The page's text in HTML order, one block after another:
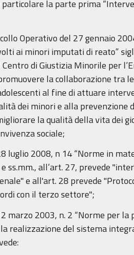
particolare la parte prima
Operativo del 27 gennaio
ai minori imputati di reato”
Centro di Giustizia Minorile per
la collaborazione tra
al fine di attuare
dei minori e alla prevenzione
la qualità della vita dei
sociale;
luglio 2008, n 14 “Norme in
ss.mm., all’art. 27, prevede
e all'art. 28 prevede
con il terzo settore";
marzo 2003, n. 2 “Norme per
realizzazione del sistema